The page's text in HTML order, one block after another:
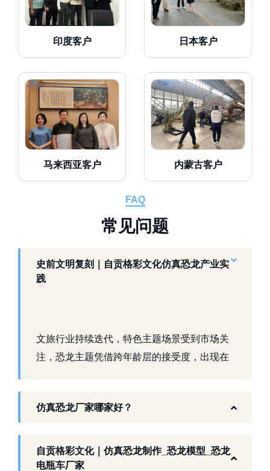
印度客户 日本客户
马来西亚客户 内蒙古客户
FAQ
常 见问题
史前文明复刻｜自贡格彩文化仿真恐龙产业实
践
文旅行业持续迭代，特色主题场景受到市场关
注，恐龙主题凭借跨年龄层的接受度，出现在
生态。自贡格彩文化艺术有限公司扎根本地产
以工厂生产能力，为各地客户提供史前主题相
关产品与服务。
仿真恐龙厂家哪家好？
自贡格彩文化｜仿真恐龙制作_恐龙模型_恐龙
电瓶车厂家